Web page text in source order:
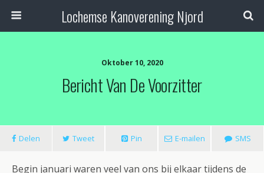
Lochemse Kanoverening Njord
Oktober 10, 2020
Bericht Van De Voorzitter
Delen Tweet Pin E-mailen SMS
Begin januari waren veel van ons bij elkaar tijdens de